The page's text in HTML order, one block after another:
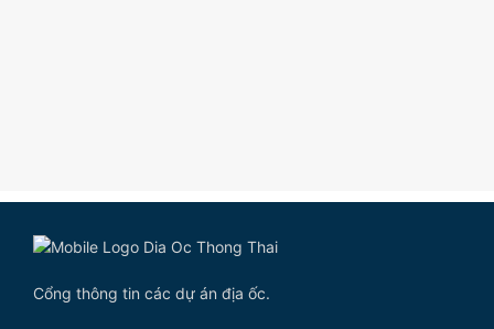
Cổng thông tin các dự án địa ốc.